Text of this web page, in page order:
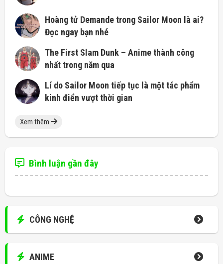
Hoàng tử Demande trong Sailor Moon là ai?
Đọc ngay bạn nhé
The First Slam Dunk – Anime thành công
nhất trong năm qua
Lí do Sailor Moon tiếp tục là một tác phẩm
kinh điển vượt thời gian
Xem thêm
Bình luận gần đây
CÔNG NGHỆ
ANIME